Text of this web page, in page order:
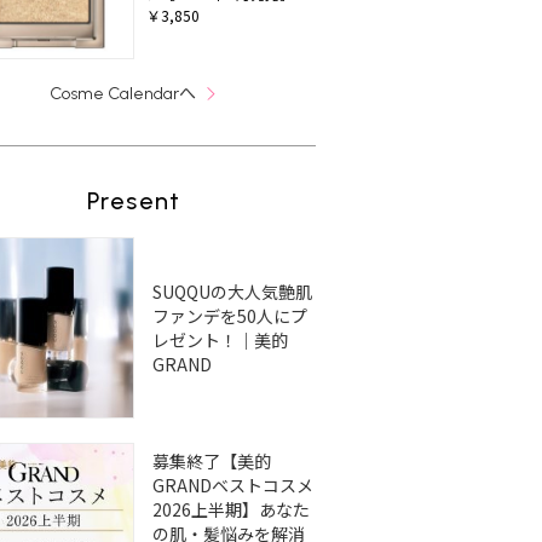
￥3,850
Cosme Calendarへ
Present
SUQQUの大人気艶肌
ファンデを50人にプ
レゼント！｜美的
GRAND
募集終了【美的
GRANDベストコスメ
2026上半期】あなた
の肌・髪悩みを解消